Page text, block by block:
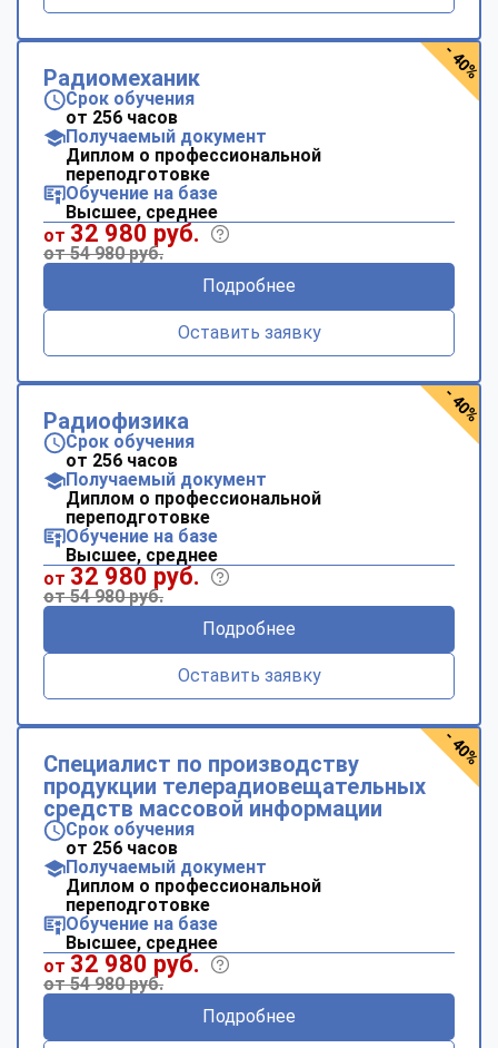
Радиомеханик
Срок обучения
от 256 часов
Получаемый документ
Диплом о профессиональной
переподготовке
Обучение на базе
Высшее, среднее
от 32 980 руб.
от 54 980 руб.
Подробнее
Оставить заявку
- 40%
Радиофизика
Срок обучения
от 256 часов
Получаемый документ
Диплом о профессиональной
переподготовке
Обучение на базе
Высшее, среднее
от 32 980 руб.
от 54 980 руб.
Подробнее
Оставить заявку
- 40%
Специалист по производству
продукции телерадиовещательных
средств массовой информации
Срок обучения
от 256 часов
Получаемый документ
Диплом о профессиональной
переподготовке
Обучение на базе
Высшее, среднее
от 32 980 руб.
от 54 980 руб.
Подробнее
- 40%